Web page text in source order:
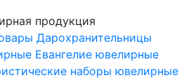
продукция
Дарохранительницы
Евангелие ювелирные
наборы ювелирные